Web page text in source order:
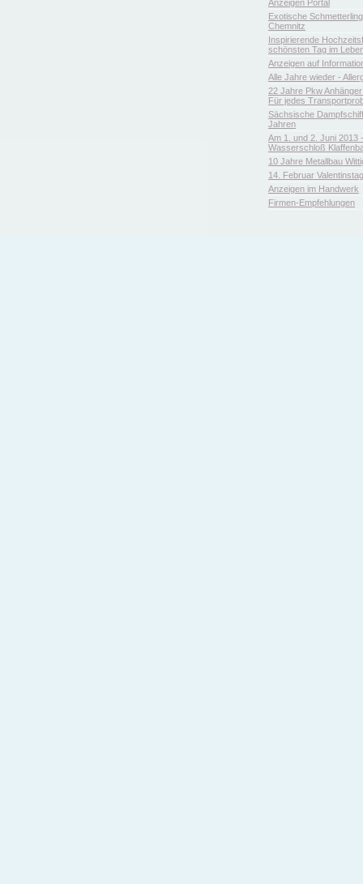
Anzeigen Portal
Exotische
Chemnitz
Inspirierende
schönsten Tag im
Anzeigen auf
Alle Jahre wieder -
22 Jahre Pkw
Für jedes
Sächsische
Jahren
Am 1. und 2. Juni 2013
Wasserschloß
10 Jahre Metallbau
14. Februar
Anzeigen im Handwerk
Firmen-Empfehlungen